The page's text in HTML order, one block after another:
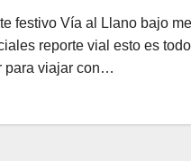
festivo Vía al Llano bajo
reporte vial esto es
para viajar con…